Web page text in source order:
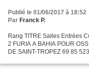
Publié le 01/06/2017 à 18:52
Par Franck P.
Rang TITRE Salles Entrées
2 FURIA A BAHIA POUR
DE SAINT-TROPEZ 69 85